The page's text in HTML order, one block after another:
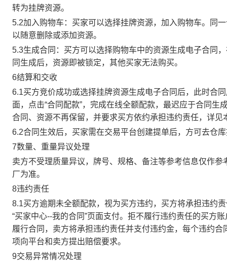
转为挂牌资源。
5.2加入购物车：买家可以选择挂牌资源，加入购物车。同
以随意删除或添加资源。
5.3生成合同：买方可以选择购物车中的资源生成电子合同
同生成后，资源即被锁定，其他买家无法购买。
6结算和交收
6.1买方竞价成功或选择挂牌资源生成电子合同后，此时合
面，点击“合同配款”，完成在线全额配款，最迟应于合同
合同、资源不再保留，并要求买方依约承担违约责任，详见
6.2合同生效后，买家需在交易平台创建提单后，方可去仓
7数量、重量异议处理
卖方不受理质量异议，牌号、规格、备注等参考信息仅作
厂为准。
8违约责任
8.1买方逾期未全额配款，视为买方违约，买方将承担违约
“买家中心--我的合同”页面支付。拒不履行违约责任的买方
履行合同，卖方将承担违约责任并支付违约金，每个违约
项向平台和卖方提出赔偿要求。
9交易异常情况处理